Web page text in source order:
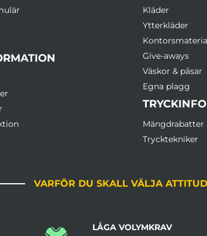
Kläder
Ytterkläder
Give-aways
Väskor & påsar
Egna plagg
Mängdrabatter
Trycktekniker
VARFÖR DU SKALL VÄLJA
LÅGA VOLYMKRAV